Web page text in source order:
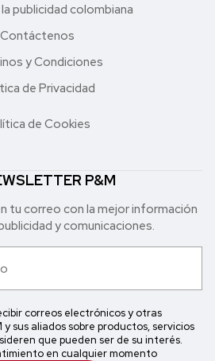
publicidad colombiana
Contáctenos
y Condiciones
de Privacidad
de Cookies
P&M
tu correo con la mejor in formación
y comunicaciones.
correos electrónicos y otras
y sus aliados sobre productos, servicios
que pueden ser de su interés.
en cualquier momento